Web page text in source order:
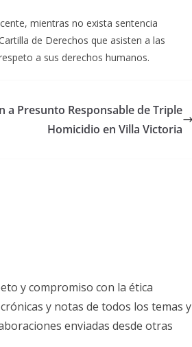
mientras no exista sentencia
de Derechos que asisten a las
a sus derechos humanos.
a Presunto Responsable de Triple
Homicidio en Villa Victoria
y compromiso con la ética
y notas de todos los temas y
enviadas desde otras